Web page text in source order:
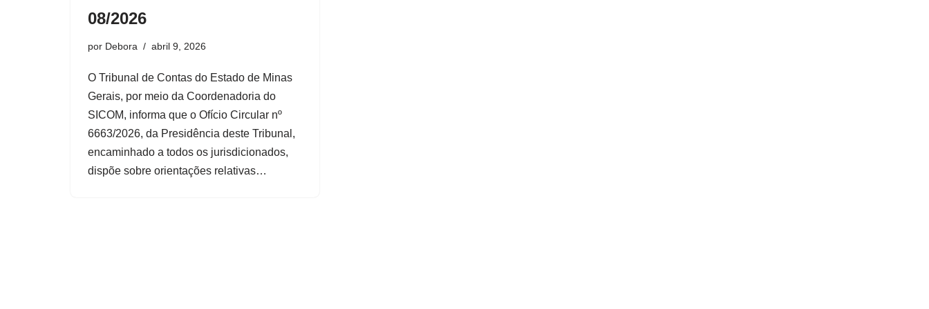
08/2026
por Debora abril 9, 2026
O Tribunal de Contas do Estado de Minas
Gerais, por meio da Coordenadoria do
SICOM, informa que o Ofício Circular nº
6663/2026, da Presidência deste Tribunal,
encaminhado a todos os jurisdicionados,
dispõe sobre orientações relativas…